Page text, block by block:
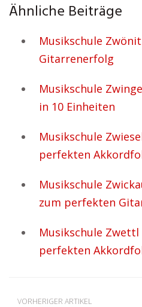
Ähnliche Beiträge
Musikschule
Gitarrenerfolg
Musikschule
in 10 Einheiten
Musikschule
perfekten
Musikschule
zum perfekten
Musikschule
perfekten
VORHERIGER ARTIKEL